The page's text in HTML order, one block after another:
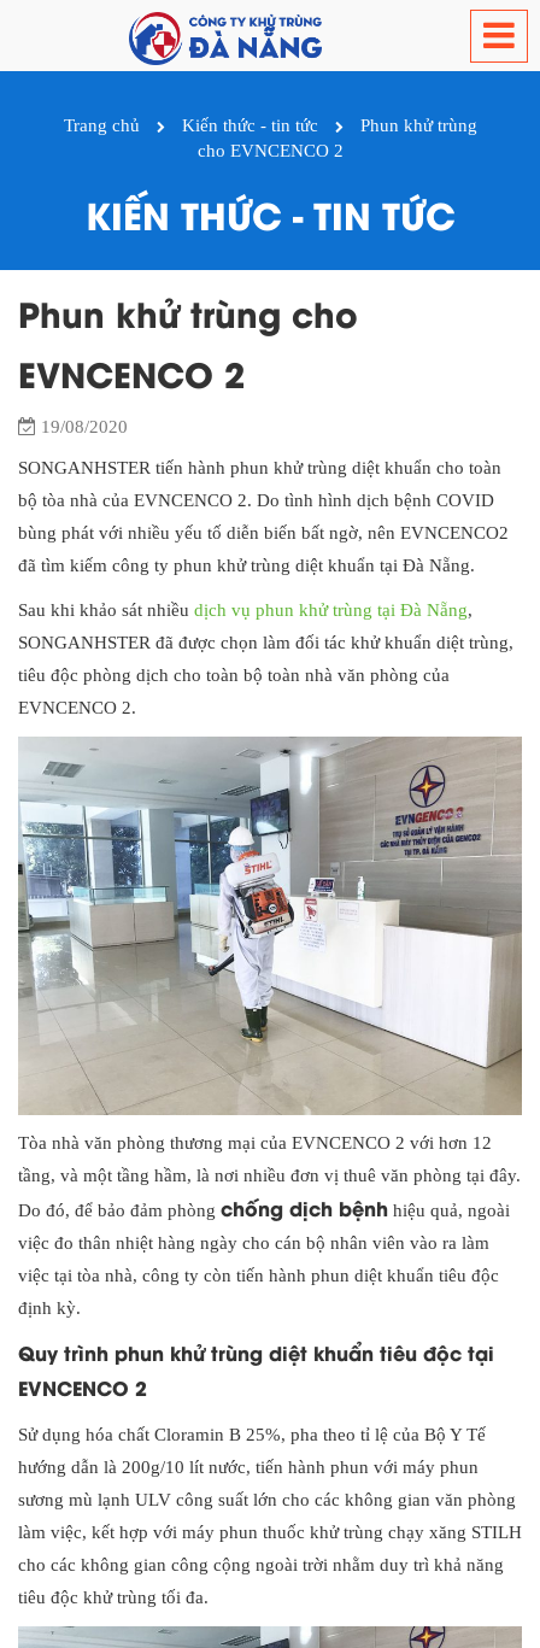
Trang chủ Kiến thức - tin tức
Phun khử trùng
cho EVNCENCO 2
KIẾN THỨC - TIN TỨC
Phun khử trùng cho
EVNCENCO 2
19/08/2020
SONGANHSTER tiến hành phun khử trùng diệt khuẩn cho toàn
bộ tòa nhà của EVNCENCO 2. Do tình hình dịch bệnh COVID
bùng phát với nhiều yếu tố diễn biến bất ngờ, nên EVNCENCO2
đã tìm kiếm công ty phun khử trùng diệt khuẩn tại Đà Nẵng.
Sau khi khảo sát nhiều dịch vụ phun khử trùng tại Đà Nẵng,
SONGANHSTER đã được chọn làm đối tác khử khuẩn diệt trùng,
tiêu độc phòng dịch cho toàn bộ toàn nhà văn phòng của
EVNCENCO 2.
Tòa nhà văn phòng thương mại của EVNCENCO 2 với hơn 12
tầng, và một tầng hầm, là nơi nhiều đơn vị thuê văn phòng tại đây.
Do đó, để bảo đảm phòng chống dịch bệnh hiệu quả, ngoài
việc đo thân nhiệt hàng ngày cho cán bộ nhân viên vào ra làm
việc tại tòa nhà, công ty còn tiến hành phun diệt khuẩn tiêu độc
định kỳ.
Quy trình phun khử trùng diệt khuẩn tiêu độc tại
EVNCENCO 2
Sử dụng hóa chất Cloramin B 25%, pha theo tỉ lệ của Bộ Y Tế
hướng dẫn là 200g/10 lít nước, tiến hành phun với máy phun
sương mù lạnh ULV công suất lớn cho các không gian văn phòng
làm việc, kết hợp với máy phun thuốc khử trùng chạy xăng STILH
cho các không gian công cộng ngoài trời nhằm duy trì khả năng
tiêu độc khử trùng tối đa.